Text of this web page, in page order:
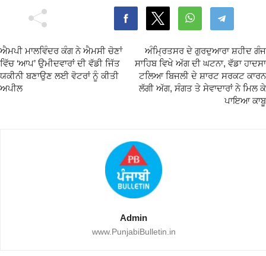
ਐਮਪੀ ਮਾਲਵਿੰਦਰ ਕੰਗ ਨੇ ਐਮਸੀ ਚੋਣਾਂ
ਵਿੱਚ ‘ਆਪ’ ਉਮੀਦਵਾਰਾਂ ਦੀ ਵੱਡੀ ਜਿੱਤ
ਯਕੀਨੀ ਬਣਾਉਣ ਲਈ ਵੋਟਰਾਂ ਨੂੰ ਕੀਤੀ
ਅਪੀਲ
ਅੰਮ੍ਰਿਤਸਰ ਦੇ ਗੁਰਦੁਆਰਾ ਸ਼ਹੀਦ ਗੰਜ
ਸਾਹਿਬ ਵਿਖੇ ਅੱਗ ਦੀ ਘਟਨਾ, ਵੱਡਾ ਹਾਦਸਾ
ਟਲਿਆ ਬਿਜਲੀ ਦੇ ਸ਼ਾਰਟ ਸਰਕਟ ਕਾਰਨ
ਲੱਗੀ ਅੱਗ, ਸੰਗਤ ਤੇ ਸੇਵਾਦਾਰਾਂ ਨੇ ਮਿਲ ਕੇ
ਪਾਇਆ ਕਾਬੂ
Admin
www.PunjabiBulletin.in